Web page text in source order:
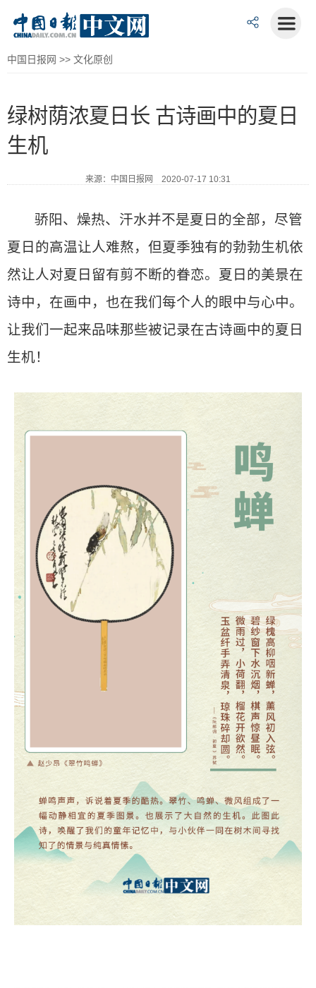
中国日报网 >> 文化原创
绿树荫浓夏日长 古诗画中的夏日
生机
来源：中国日报网 2020-07-17 10:31
骄阳、燥热、汗水并不是夏日的全部，尽管
夏日的高温让人难熬，但夏季独有的勃勃生机依
然让人对夏日留有剪不断的眷恋。夏日的美景在
诗中，在画中，也在我们每个人的眼中与心中。
让我们一起来品味那些被记录在古诗画中的夏日
生机！